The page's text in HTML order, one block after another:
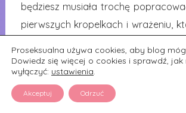
będziesz musiała trochę
pierwszych kropelkach i wrażeniu,
Pamiętaj też o złotej zasadzie
jeść szparagów przed!
Proseksualna używa cookies, aby blog
Dowiedz się więcej o cookies i sprawdź, jak
wyłączyć: ustawienia.
Akceptuj Odrzuć